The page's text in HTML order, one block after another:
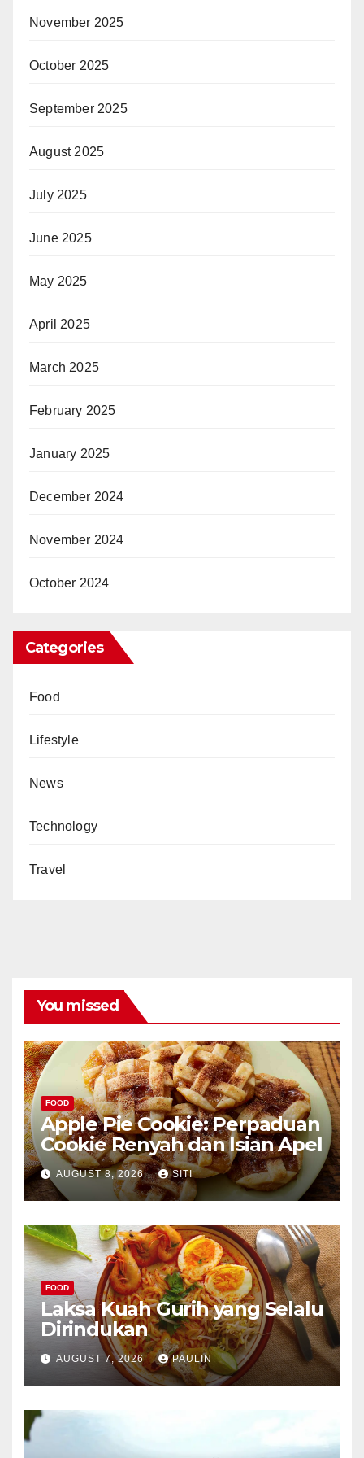
November 2025
October 2025
September 2025
August 2025
July 2025
June 2025
May 2025
April 2025
March 2025
February 2025
January 2025
December 2024
November 2024
October 2024
Categories
Food
Lifestyle
News
Technology
Travel
You missed
FOOD
Apple Pie Cookie: Perpaduan
Cookie Renyah dan Isian Apel
AUGUST 8, 2026 SITI
FOOD
Laksa Kuah Gurih yang Selalu
Dirindukan
AUGUST 7, 2026 PAULIN